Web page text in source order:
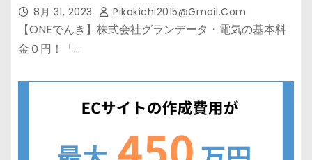
8月 31, 2023 Pikakichi2015@gmail.com
【ONEでんき】株式会社グランデータ・電気の基本料
金０円！「…